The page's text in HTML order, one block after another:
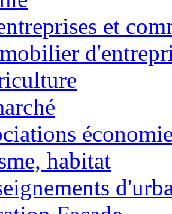
et
habitat